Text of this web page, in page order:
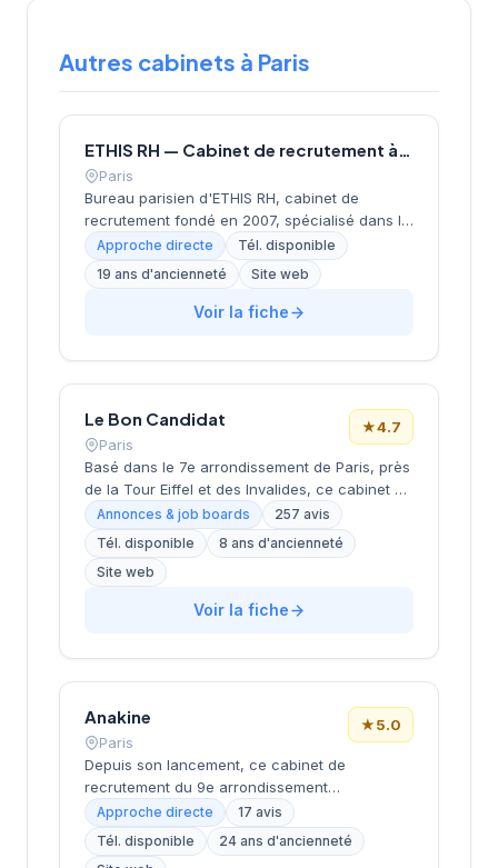
Autres cabinets à Paris
ETHIS RH — Cabinet de recrutement à Paris
Paris
Bureau parisien d'ETHIS RH, cabinet de
recrutement fondé en 2007, spécialisé dans le
conseil en ressources humaines, le
recrutement de cadres et dirigeants, le
coaching et l'outplacement. Situé au 16 rue de
Monceau dans le 8e arrondissement de Paris,
Approche directe
Tél. disponible
19 ans d'ancienneté
Site web
Voir la fiche
Le Bon Candidat
Paris
★4.7
Basé dans le 7e arrondissement de Paris, près
de la Tour Eiffel et des Invalides, ce cabinet de
recrutement bénéficie d'une localisation
prestigieuse au cœur de la capitale. Installé
rue de Bellechasse, il accompagne les
entreprises dans leurs recrutements avec une
approche personnalisée. La structure affiche
une excellente réputation auprès de sa
prestations de conseil en recrutement.
Annonces & job boards
257 avis
Tél. disponible
8 ans d'ancienneté
Site web
Voir la fiche
Anakine
Paris
★5.0
Depuis son lancement, ce cabinet de
recrutement du 9e arrondissement
accompagne les entreprises dans leurs
recherches de talents, avec une approche
centrée sur les métiers du digital et de la tech.
Approche directe
17 avis
Tél. disponible
24 ans d'ancienneté